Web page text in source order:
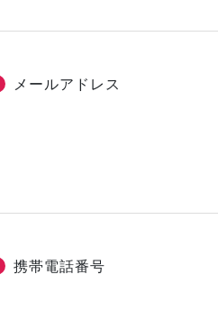
メールアドレス
携帯電話番号